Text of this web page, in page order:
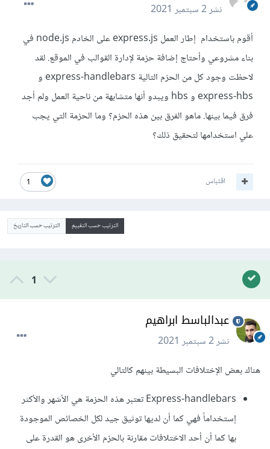
نشر2 سبتمبر 2021
أقوم باستخدام إطار العمل express.js على الخادم node.js في
بناء مشروعي وأحتاج إضافة حزمة لإدارة القوالب في الموقع. لقد
لاحظت وجود كل من الحزم التالية express-handlebars و
express-hbs و hbs ويبدو أنها متشابهة من ناحية العمل ولم أجد
فرق فيما بينها. ماهو الفرق بين هذه الحزم؟ وما الحزمة التي يجب
علي استخدامها لتحقيق ذلك؟
1 اقتباس
الترتيب حسب التقييم الترتيب حسب التاريخ
1
عبدالباسط ابراهيم
نشر2 سبتمبر 2021
هناك بعض الإختلافات البسيطة بينهم كالتالي
Express-handlebars تعتبر هذه الحزمة هي الأشهر والأكثر
إستخداماً فهي كما أن لديها توثيق جيد لكل الخصائص الموجودة
بها كما أن أحد الاختلافات مقارنة بالحزم الأخرى هو القدرة على